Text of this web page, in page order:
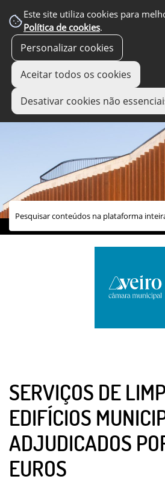
Este site utiliza cookies para
Política de cookies.
Personalizar cookies
Aceitar todos os cookies
Desativar cookies não
links úteis
SERVIÇOS DE
EDIFÍCIOS
ADJUDICADOS
EUROS